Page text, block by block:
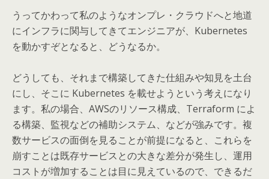
うってかわって私のようなオンプレ・クラウドへと地道
にインフラに関与してきてエンジニアが、Kubernetes
を動かすぞとなると、どうなるか。
どうしても、それまで構築してきた仕組みや知見を土台
にし、そこに Kubernetes を載せようという考えになり
ます。私の場合、AWSのリソース構成、Terraform によ
る構築、監視などの補助システム、などが強みです。複
数サービスの面倒を見ることが前提になると、これらを
崩すことは既存サービスとの大きな差分が発生し、運用
コストが増加することは目に見えているので、できるだ